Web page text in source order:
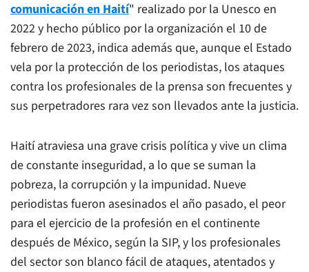
comunicación en Haití" realizado por la Unesco en
2022 y hecho público por la organización el 10 de
febrero de 2023, indica además que, aunque el Estado
vela por la protección de los periodistas, los ataques
contra los profesionales de la prensa son frecuentes y
sus perpetradores rara vez son llevados ante la justicia.
Haití atraviesa una grave crisis política y vive un clima
de constante inseguridad, a lo que se suman la
pobreza, la corrupción y la impunidad. Nueve
periodistas fueron asesinados el año pasado, el peor
para el ejercicio de la profesión en el continente
después de México, según la SIP, y los profesionales
del sector son blanco fácil de ataques, atentados y